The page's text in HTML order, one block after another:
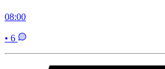
08:00
• 6